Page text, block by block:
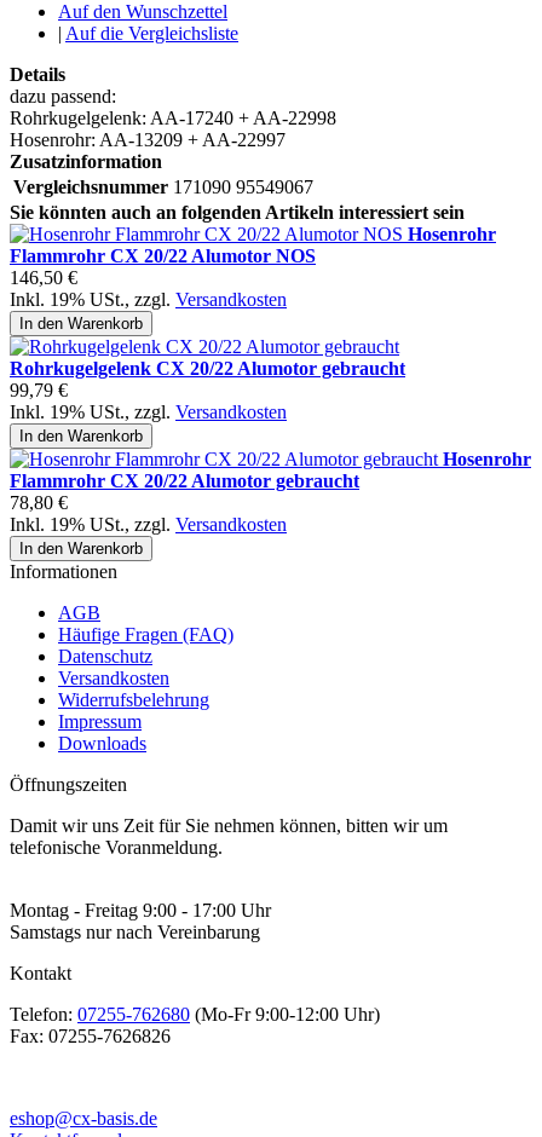
Auf den Wunschzettel
| Auf die Vergleichsliste
Details
dazu passend:
Rohrkugelgelenk: AA-17240 + AA-22998
Hosenrohr: AA-13209 + AA-22997
Zusatzinformation
Vergleichsnummer 171090 95549067
Sie könnten auch an folgenden Artikeln interessiert sein
Hosenrohr
Flammrohr CX 20/22 Alumotor NOS
146,50 €
Inkl. 19% USt., zzgl. Versandkosten
In den Warenkorb
Rohrkugelgelenk CX 20/22 Alumotor gebraucht
99,79 €
Inkl. 19% USt., zzgl. Versandkosten
In den Warenkorb
Hosenrohr
Flammrohr CX 20/22 Alumotor gebraucht
78,80 €
Inkl. 19% USt., zzgl. Versandkosten
In den Warenkorb
Informationen
AGB
Häufige Fragen (FAQ)
Datenschutz
Versandkosten
Widerrufsbelehrung
Impressum
Downloads
Öffnungszeiten
Damit wir uns Zeit für Sie nehmen können, bitten wir um
telefonische Voranmeldung.
Montag - Freitag 9:00 - 17:00 Uhr
Samstags nur nach Vereinbarung
Kontakt
Telefon: 07255-762680 (Mo-Fr 9:00-12:00 Uhr)
Fax: 07255-7626826
eshop@cx-basis.de